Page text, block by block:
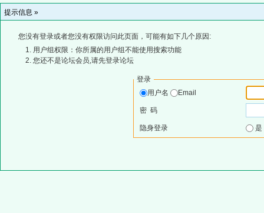
提示信息 »
您没有登录或者您没有权限访问此页面，可能有如下几个原因:
用户组权限：你所属的用户组不能使用搜索功能
您还不是论坛会员,请先登录论坛
登录
用户名
Email
密 码
隐身登录